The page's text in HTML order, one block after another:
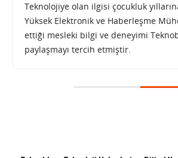
Teknolojiye olan ilgisi çocukluk
Yüksek Elektronik ve Haberleşme
ettiği mesleki bilgi ve deneyimi
paylaşmayı tercih etmiştir.